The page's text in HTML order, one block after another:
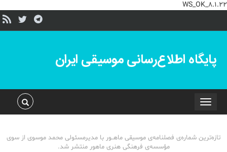
WS_OK_8.1.22
پایگاه اطلاع‌رسانی موسیقی ایران
Toggle
navigation
تازه‌ترین شماره‌ی فصلنامه‌ی موسیقی ماهــور با مدیرمسئولی محمد موسوی از سوی
مؤسسه‌ی فرهنگی هنری ماهور منتشر شد.